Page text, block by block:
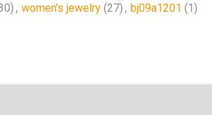
, women's jewelry (27) , bj09a1201 (1)